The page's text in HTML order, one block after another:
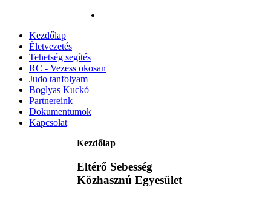
Kezdőlap
Életvezetés
Tehetség segítés
RC - Vezess okosan
Judo tanfolyam
Boglyas Kuckó
Partnereink
Dokumentumok
Kapcsolat
Kezdőlap
Eltérő Sebesség
Közhasznú Egyesület